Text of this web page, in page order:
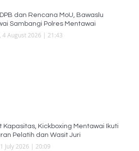
dan Rencana MoU, Bawaslu
Sambangi Polres Mentawai
4 August 2026 | 21:43
Kapasitas, Kickboxing Mentawai Ikuti
Pelatih dan Wasit Juri
July 2026 | 20:09